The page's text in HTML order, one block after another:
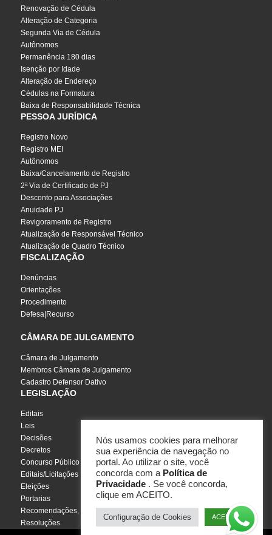
Renovação de Cédula
Alteração de Categoria
Segunda Via de Cédula
Autônomos
Permanência 180 dias
Isenção por Idade
Alteração de Endereço
Cédulas na Formatura
Baixa de Responsabilidade Técnica
PESSOA JURÍDICA
Registro Novo
Registro MEI
Autônomos
Baixa/Cancelamento de Registro
2ª Via de Certificado de PJ
Desconto para Associações
Anuidade PJ
Revigoramento de Registro
Atualização de Responsável Técnico
Atualização de Quadro Técnico
FISCALIZAÇÃO
Denúncias
Orientações
Procedimento
Defesa|Recurso
CÂMARA DE JULGAMENTO
Câmara de Julgamento
Membros Câmara de Julgamento
Cadastro Defensor Dativo
LEGISLAÇÃO
Editais
Leis
Decisões
Decretos
Concurso Público
Editais/Licitações
Eleições
Portarias
Recomendações, Pareceres e Notas
Resoluções
Nós usamos cookies para melhorar
sua experiência de navegação no
portal. Ao utilizar o site, você
concorda com a Política de
Privacidade . Se você concorda,
clique em ACEITO.
Configuração de Cookies ACEITO